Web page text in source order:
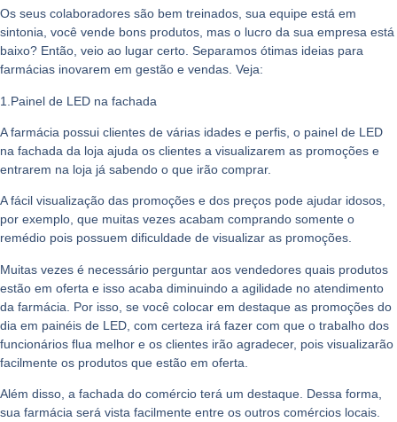
Os seus colaboradores são bem treinados, sua equipe está em
sintonia, você vende bons produtos, mas o lucro da sua empresa está
baixo? Então, veio ao lugar certo. Separamos ótimas ideias para
farmácias inovarem em gestão e vendas. Veja:
1.Painel de LED na fachada
A farmácia possui clientes de várias idades e perfis, o painel de LED
na fachada da loja ajuda os clientes a visualizarem as promoções e
entrarem na loja já sabendo o que irão comprar.
A fácil visualização das promoções e dos preços pode ajudar idosos,
por exemplo, que muitas vezes acabam comprando somente o
remédio pois possuem dificuldade de visualizar as promoções.
Muitas vezes é necessário perguntar aos vendedores quais produtos
estão em oferta e isso acaba diminuindo a agilidade no atendimento
da farmácia. Por isso, se você colocar em destaque as promoções do
dia em painéis de LED, com certeza irá fazer com que o trabalho dos
funcionários flua melhor e os clientes irão agradecer, pois visualizarão
facilmente os produtos que estão em oferta.
Além disso, a fachada do comércio terá um destaque. Dessa forma,
sua farmácia será vista facilmente entre os outros comércios locais.